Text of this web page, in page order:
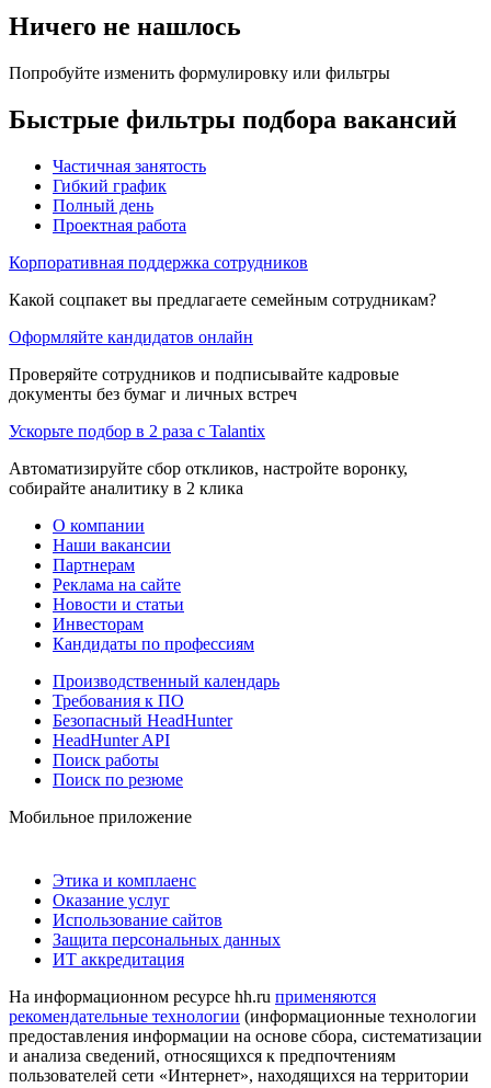
Ничего не нашлось
Попробуйте изменить формулировку или фильтры
Быстрые фильтры подбора вакансий
Частичная занятость
Гибкий график
Полный день
Проектная работа
Корпоративная поддержка сотрудников
Какой соцпакет вы предлагаете семейным сотрудникам?
Оформляйте кандидатов онлайн
Проверяйте сотрудников и подписывайте кадровые
документы без бумаг и личных встреч
Ускорьте подбор в 2 раза с Talantix
Автоматизируйте сбор откликов, настройте воронку,
собирайте аналитику в 2 клика
О компании
Наши вакансии
Партнерам
Реклама на сайте
Новости и статьи
Инвесторам
Кандидаты по профессиям
Производственный календарь
Требования к ПО
Безопасный HeadHunter
HeadHunter API
Поиск работы
Поиск по резюме
Мобильное приложение
Этика и комплаенс
Оказание услуг
Использование сайтов
Защита персональных данных
ИТ аккредитация
На информационном ресурсе hh.ru применяются
рекомендательные технологии (информационные технологии
предоставления информации на основе сбора, систематизации
и анализа сведений, относящихся к предпочтениям
пользователей сети «Интернет», находящихся на территории